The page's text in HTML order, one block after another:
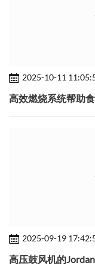
2025-10-11
高效燃烧系统帮助
2025-09-19
高压鼓风机的